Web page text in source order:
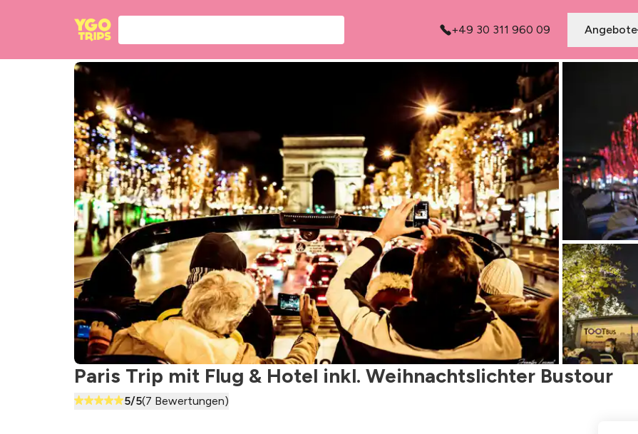
+49 30 311 960 09 Angebote
Paris Trip mit Flug & Hotel inkl. Weihnachtslichter Bustour
5/5(7 Bewertungen)